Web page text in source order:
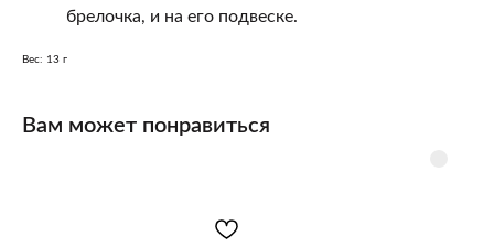
брелочка, и на его подвеске.
Вес: 13 г
Вам может понравиться